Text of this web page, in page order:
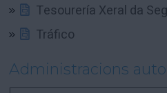
Tesourería Xeral da
Tráfico
Administracions